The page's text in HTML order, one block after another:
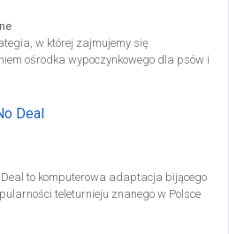
w której zajmujemy się
ośrodka wypoczynkowego dla psów i
Deal
Deal to komputerowa adaptacja bijącego
teleturnieju znanego w Polsce